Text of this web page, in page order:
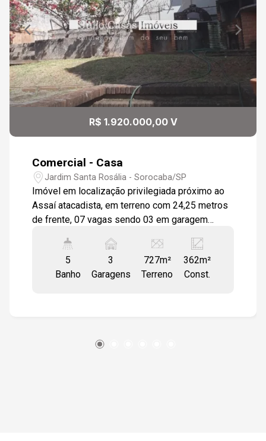
R$ 1.920.000,00 V
Comercial - Casa
Jardim Santa Rosália - Sorocaba/SP
Imóvel em localização privilegiada próximo ao
Assaí atacadista, em terreno com 24,25 metros
de frente, 07 vagas sendo 03 em garagem
parcial em arco em concreto aparente, piso em
madeira ipê, janelas em vidro temperado verde
com colunas de madeira, 01 WC. Possui 04
lazer com piscina e churrasqueira. Espaço para
5
Banho
3
Garagens
727m²
Terreno
362m²
Const.